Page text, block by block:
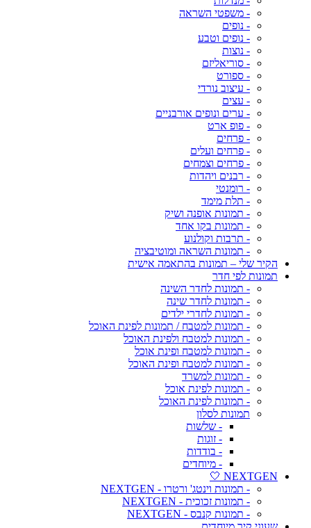
- משפטי השראה
- נופים
- נופים וטבע
- נוצות
- סוריאליזם
- ספורט
- עיצוב נורדי
- עצים
- ערים ונופים אורבניים
- פופ ארט
- פרחים
- פרחים ועלים
- פרחים וצמחים
- רבנים ויהדות
- רומנטי
- תלת מימד
- תמונות אופנה ושיק
- תמונות בקו אחד
- תרבות וקולנוע
- תמונות השראה ומוטיבציה
הקיר שלי – תמונות בהתאמה אישית
תמונות לפי חדר
- תמונות לחדר השינה
- תמונות לחדר שינה
- תמונות לחדרי ילדים
- תמונות למטבח / תמונות לפינת האוכל
- תמונות למטבח ולפינת האוכל
- תמונות למטבח ופינת אוכל
- תמונות למטבח ופינת האוכל
- תמונות למשרד
- תמונות לפינת אוכל
- תמונות לפינת האוכל
תמונות לסלון
- שלשות
- זוגות
- בודדות
- מיוחדים
NEXTGEN 🤍
- תמונות וינטג' ורטרו - NEXTGEN
- תמונות זכוכית - NEXTGEN
- תמונות קנבס - NEXTGEN